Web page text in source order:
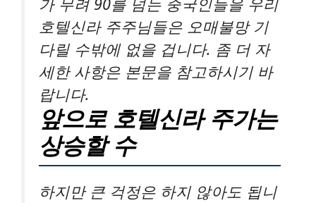
호텔신라 주주님들은 오매불망 기
다릴 수밖에 없을 겁니다. 좀 더 자
세한 사항은 본문을 참고하시기 바
랍니다.
앞으로 호텔신라 주가는
상승할 수
하지만 큰 걱정은 하지 않아도 됩니